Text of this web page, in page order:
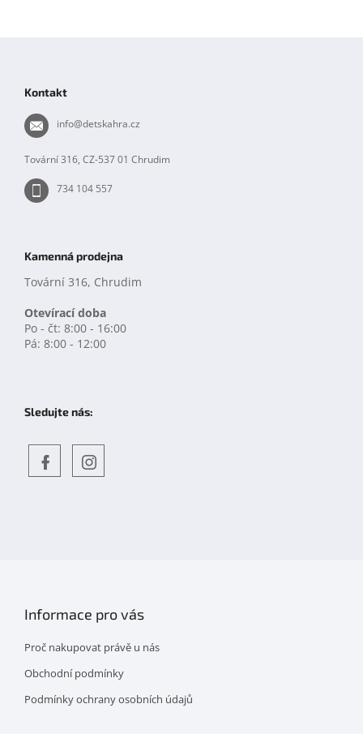
Kontakt
info@detskahra.cz
Tovární 316, CZ-537 01 Chrudim
734 104 557
Kamenná prodejna
Tovární 316, Chrudim
Otevírací doba
Po - čt: 8:00 - 16:00
Pá: 8:00 - 12:00
Sledujte nás:
Informace pro vás
Proč nakupovat právě u nás
Obchodní podmínky
Podmínky ochrany osobních údajů